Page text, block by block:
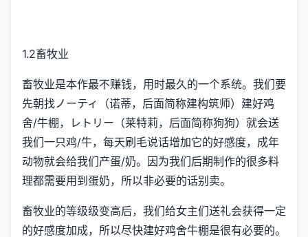
1.2畜牧业
畜牧业是本作最不赚钱，用时最久的一个系统。我们要
先朝找ノーティ（诺蒂，后面简称建构筑师）建好鸡
舍/牛棚，レトリー（莱特莉，后面简称狗狗）就会送
我们一只鸡/牛，每天刷毛说话增加它的好感度，成年
动物就会给我们产蛋/奶。因为我们后期制作的很多料
理都需要用到蛋奶，所以非必要的话别卖。
畜牧业的等级级变高后，我们给女主们送礼会获得一定
的好感度加成，所以尽快建好鸡舍牛棚是很有必要的。